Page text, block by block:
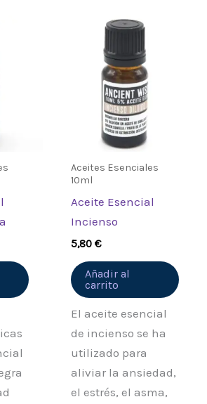
Aceites Esenciales
10ml
Aceite Esencial
Incienso
5,80€
Añadir al
carrito
El aceite esencial
de incienso se ha
utilizado para
aliviar la ansiedad,
el estrés, el asma,